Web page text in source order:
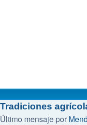
Tradiciones
Último mensaje por